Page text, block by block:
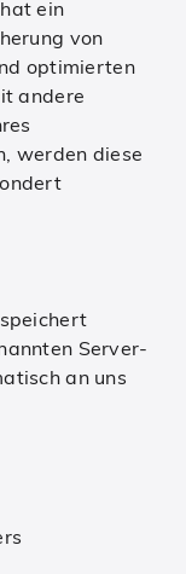
ein
von
optimierten
andere
werden diese
Server-
an uns